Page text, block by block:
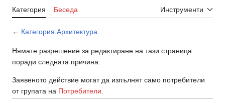
Категория Беседа Инструменти
← Категория:Архитектура
Нямате разрешение за редактиране на тази страница
поради следната причина:
Заявеното действие могат да изпълнят само потребители
от групата на Потребители